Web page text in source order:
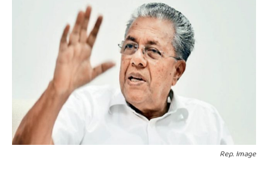
Rep. Image